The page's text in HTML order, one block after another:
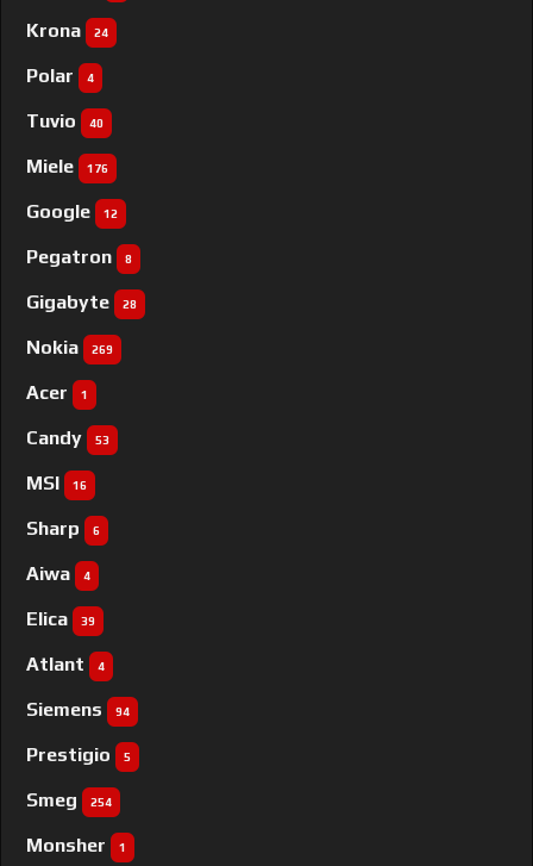
Krona 24
Polar 4
Tuvio 40
Miele 176
Google 12
Pegatron 8
Gigabyte 28
Nokia 269
Acer 1
Candy 53
MSI 16
Sharp 6
Aiwa 4
Elica 39
Atlant 4
Siemens 94
Prestigio 5
Smeg 254
Monsher 1